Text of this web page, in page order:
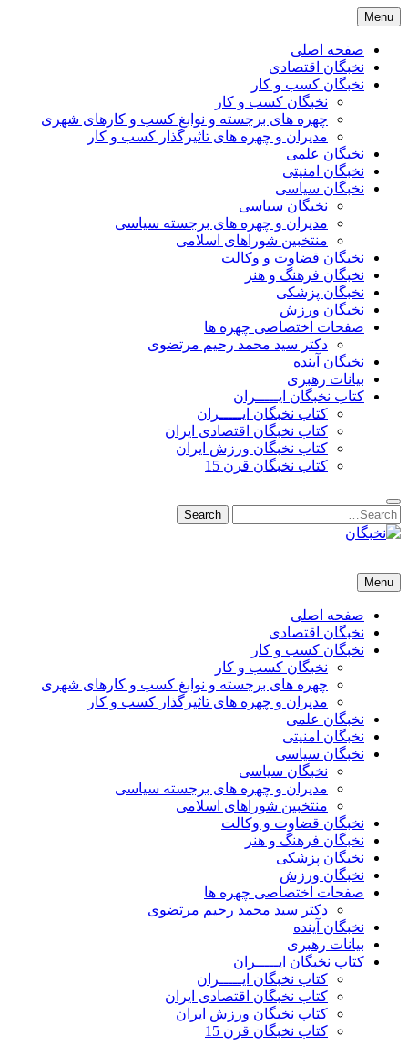
Skip
to
content
Menu
صفحه اصلی
نخبگان اقتصادی
نخبگان کسب و کار
نخبگان کسب و کار
چهره های برجسته و نوابغ کسب و کارهای شهری
مدیران و چهره های تاثیرگذار کسب و کار
نخبگان علمی
نخبگان امنیتی
نخبگان سیاسی
نخبگان سیاسی
مدیران و چهره های برجسته سیاسی
منتخبین شوراهای اسلامی
نخبگان قضاوت و وکالت
نخبگان فرهنگ و هنر
نخبگان پزشکی
نخبگان ورزش
صفحات اختصاصی چهره ها
دکتر سید محمد رحیم مرتضوی
نخبگان آینده
بیانات رهبری
کتاب نخبگان ایـــــران
کتاب نخبگان ایـــــران
کتاب نخبگان اقتصادی ایران
کتاب نخبگان ورزش ایران
کتاب نخبگان قرن 15
Search
for:
Search
نخبگان تایمز/ کتاب نخبگان + پورتال رسمی کتاب نخبگان ایران –
ورزش ایران – کتاب نخبگان کسب و کار ایران – کتاب نخبگان ایران
Menu
صفحه اصلی
نخبگان اقتصادی
نخبگان کسب و کار
نخبگان کسب و کار
چهره های برجسته و نوابغ کسب و کارهای شهری
مدیران و چهره های تاثیرگذار کسب و کار
نخبگان علمی
نخبگان امنیتی
نخبگان سیاسی
نخبگان سیاسی
مدیران و چهره های برجسته سیاسی
منتخبین شوراهای اسلامی
نخبگان قضاوت و وکالت
نخبگان فرهنگ و هنر
نخبگان پزشکی
نخبگان ورزش
صفحات اختصاصی چهره ها
دکتر سید محمد رحیم مرتضوی
نخبگان آینده
بیانات رهبری
کتاب نخبگان ایـــــران
کتاب نخبگان ایـــــران
کتاب نخبگان اقتصادی ایران
کتاب نخبگان ورزش ایران
کتاب نخبگان قرن 15